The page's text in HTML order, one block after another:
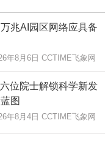
兆AI园区网络应具备
年8月6日 CCTIME飞象网
位院士解锁科学新发
图
年8月4日 CCTIME飞象网